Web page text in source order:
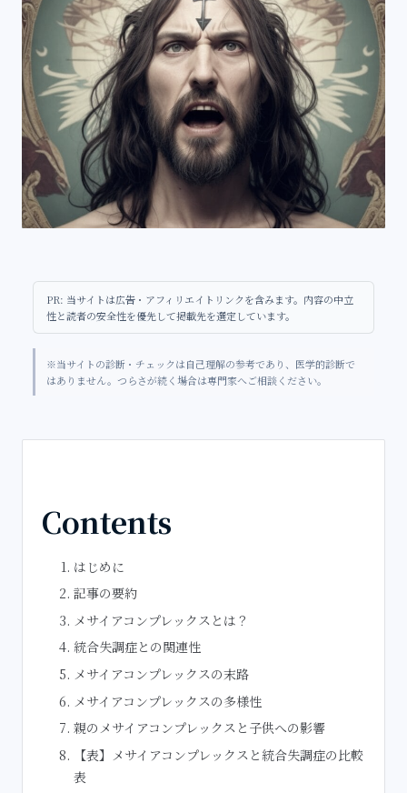
PR: 当サイトは広告・アフィリエイトリンクを含みます。内容の中立
性と読者の安全性を優先して掲載先を選定しています。
※当サイトの診断・チェックは自己理解の参考であり、医学的診断で
はありません。つらさが続く場合は専門家へご相談ください。
Contents
はじめに
記事の要約
メサイアコンプレックスとは？
統合失調症との関連性
メサイアコンプレックスの末路
メサイアコンプレックスの多様性
親のメサイアコンプレックスと子供への影響
​【表】メサイアコンプレックスと統合失調症の比較
表